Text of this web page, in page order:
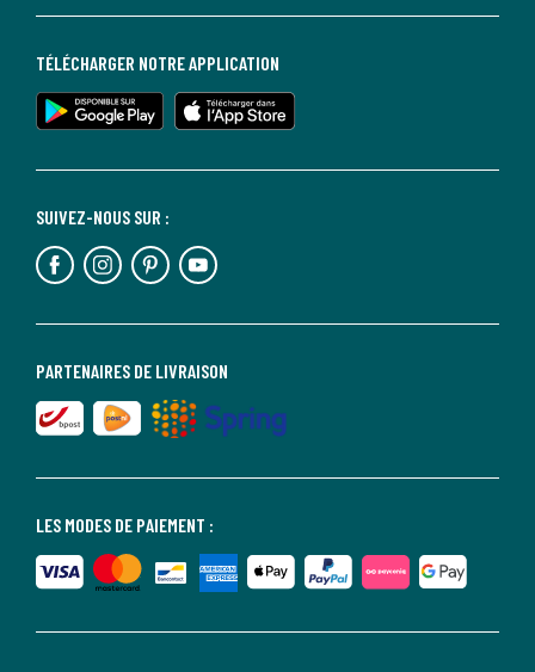
LES MODES DE PAIEMENT :
PARTENAIRES DE LIVRAISON
SUIVEZ-NOUS SUR :
TÉLÉCHARGER NOTRE APPLICATION